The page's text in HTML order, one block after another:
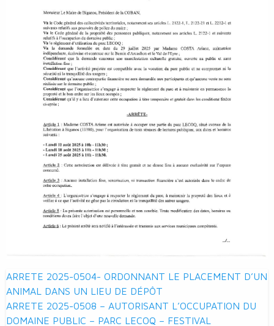
Navigation
de
l’article
ARRETE 2025-0504- ORDONNANT LE PLACEMENT D’UN
ANIMAL DANS UN LIEU DE DÉPÔT
ARRETE 2025-0508 – AUTORISANT L’OCCUPATION DU
DOMAINE PUBLIC – PARC LECOQ – FESTIVAL